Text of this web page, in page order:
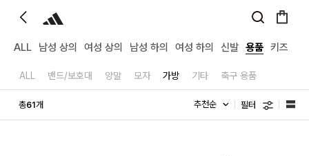
ALL 남성 상의 여성 상의 남성 하의 여성 하의 신발 용품 키즈
ALL 밴드/보호대 양말 모자 가방 기타 축구 용품
총61개 필터